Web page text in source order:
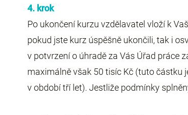
4. krok
Po ukončení kurzu vzdělavatel vloží k
pokud jste kurz úspěšně ukončili, tak i
v potvrzení o úhradě za Vás Úřad práce
maximálně však 50 tisíc Kč (tuto částku
v období tří let). Jestliže podmínky